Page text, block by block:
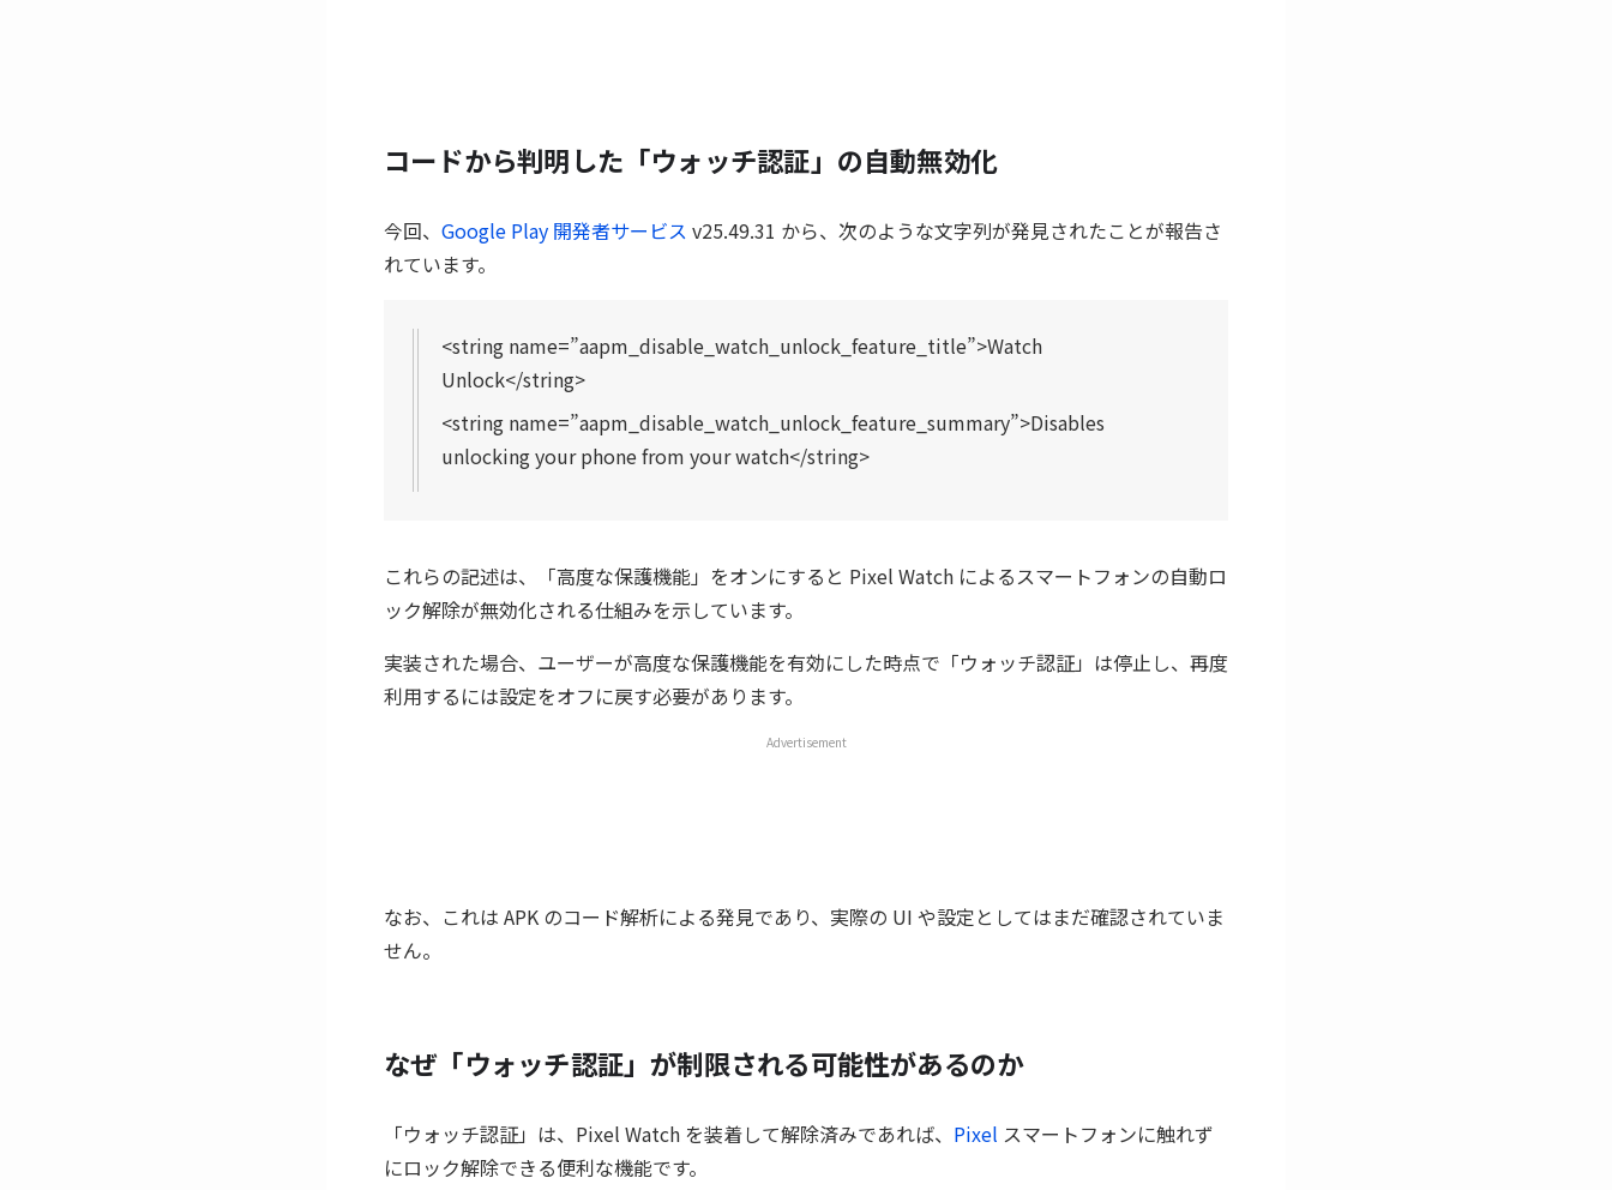
コードから判明した「ウォッチ認証」の自動無効化
今回、 Google Play 開発者サービス v25.49.31 から、次のような文字列が発見されたことが報告さ
れています。
<string name=”aapm_disable_watch_unlock_feature_title”>Watch
Unlock</string>
<string name=”aapm_disable_watch_unlock_feature_summary”>Disables
unlocking your phone from your watch</string>
これらの記述は、「高度な保護機能」をオンにすると Pixel Watch によるスマートフォンの自動ロ
ック解除が無効化される仕組みを示しています。
実装された場合、ユーザーが高度な保護機能を有効にした時点で「ウォッチ認証」は停止し、再度
利用するには設定をオフに戻す必要があります。
Advertisement
なお、これは APK のコード解析による発見であり、実際の UI や設定としてはまだ確認されていま
せん。
なぜ「ウォッチ認証」が制限される可能性があるのか
「ウォッチ認証」は、Pixel Watch を装着して解除済みであれば、 Pixel スマートフォンに触れず
にロック解除できる便利な機能です。